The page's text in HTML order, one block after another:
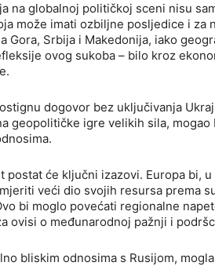
na globalnoj političkoj sceni nisu
može imati ozbiljne posljedice i za
Gora, Srbija i Makedonija, iako
ovog sukoba – bilo kroz
dogovor bez uključivanja
geopolitičke igre velikih sila,
postat će ključni izazovi. Europa bi,
veći dio svojih resursa prema
bi moglo povećati regionalne
ovisi o međunarodnoj pažnji i
bliskim odnosima s Rusijom,